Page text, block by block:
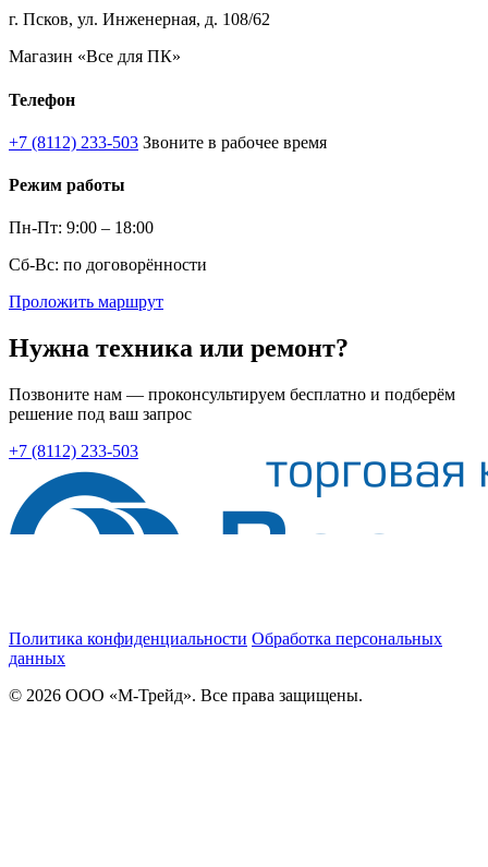
г. Псков, ул. Инженерная, д. 108/62
Магазин «Все для ПК»
Телефон
+7 (8112) 233-503 Звоните в рабочее время
Режим работы
Пн-Пт: 9:00 – 18:00
Сб-Вс: по договорённости
Проложить маршрут
Нужна техника или ремонт?
Позвоните нам — проконсультируем бесплатно и подберём
решение под ваш запрос
+7 (8112) 233-503
Политика конфиденциальности Обработка персональных
данных
© 2026 ООО «М-Трейд». Все права защищены.